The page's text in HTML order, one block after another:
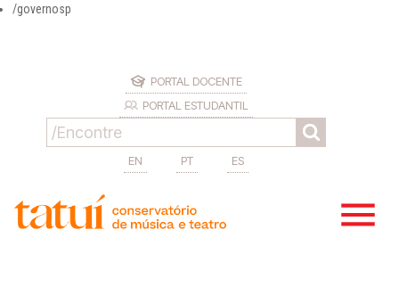
/governosp
PORTAL DOCENTE
PORTAL ESTUDANTIL
EN PT ES